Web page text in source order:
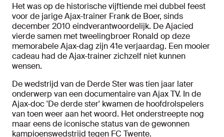
Het was op de historische vijftiende mei dubbel feest
voor de jarige Ajax-trainer Frank de Boer, sinds
december 2010 eindverantwoordelijk. De Ajacied
vierde samen met tweelingbroer Ronald op deze
memorabele Ajax-dag zijn 41e verjaardag. Een mooier
cadeau had de Ajax-trainer zichzelf niet kunnen
wensen.
De wedstrijd van de Derde Ster was tien jaar later
onderwerp van een documentaire van Ajax TV. In de
Ajax-doc 'De derde ster' kwamen de hoofdrolspelers
van toen weer aan het woord. Het onderstreepte nog
maar eens de iconische status van de gewonnen
kampioenswedstrijd tegen FC Twente.